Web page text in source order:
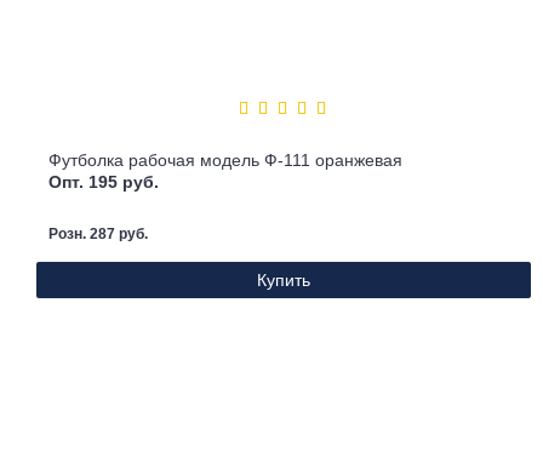
Футболка рабочая модель Ф-111 оранжевая
Опт. 195 руб.
Розн. 287 руб.
Купить